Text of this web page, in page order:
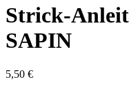
Strick-
SAPIN
5,50 €